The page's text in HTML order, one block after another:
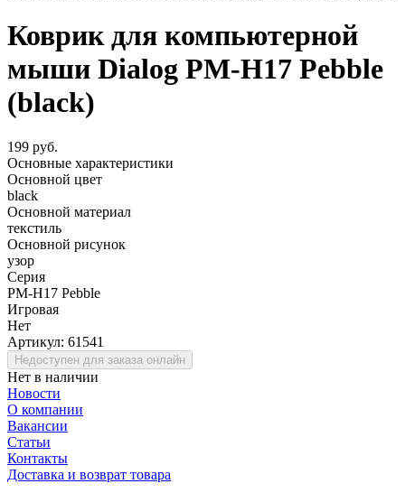
Коврик для компьютерной
мыши Dialog PM-H17 Pebble
(black)
199 руб.
Основные характеристики
Основной цвет
black
Основной материал
текстиль
Основной рисунок
узор
Серия
PM-H17 Pebble
Игровая
Нет
Артикул: 61541
Недоступен для заказа онлайн
Нет в наличии
Новости
О компании
Вакансии
Статьи
Контакты
Доставка и возврат товара